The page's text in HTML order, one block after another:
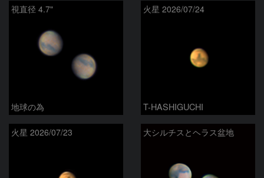
視直径 4.7"
地球の為
火星 2026/07/24
T-HASHIGUCHI
火星 2026/07/23 大シルチスとヘラス盆地